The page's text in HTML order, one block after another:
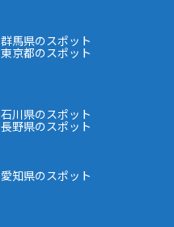
群馬県のスポット
東京都のスポット
石川県のスポット
長野県のスポット
愛知県のスポット